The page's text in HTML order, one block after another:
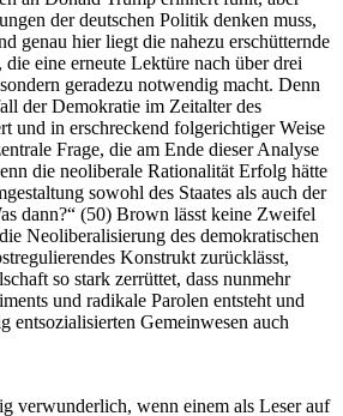
der deutschen Politik denken muss,
genau hier liegt die nahezu erschütternde
die eine erneute Lektüre nach über drei
geradezu notwendig macht. Denn
der Demokratie im Zeitalter des
und in erschreckend folgerichtiger Weise
Frage, die am Ende dieser Analyse
die neoliberale Rationalität Erfolg hätte
sowohl des Staates als auch der
dann?“ (50) Brown lässt keine Zweifel
Neoliberalisierung des demokratischen
Konstrukt zurücklässt,
so stark zerrüttet, dass nunmehr
und radikale Parolen entsteht und
entsozialisierten Gemeinwesen auch
verwunderlich, wenn einem als Leser auf